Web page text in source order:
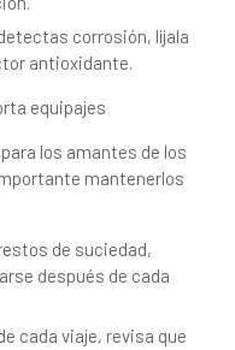
corrosión, líjala
antioxidante.
equipajes
los amantes de los
mantenerlos
de suciedad,
después de cada
cada viaje, revisa que